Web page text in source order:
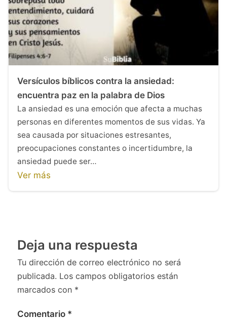
Versículos bíblicos contra la ansiedad:
encuentra paz en la palabra de Dios
La ansiedad es una emoción que afecta a muchas
personas en diferentes momentos de sus vidas. Ya
sea causada por situaciones estresantes,
preocupaciones constantes o incertidumbre, la
ansiedad puede ser…
Ver más
Deja una respuesta
Tu dirección de correo electrónico no será
publicada. Los campos obligatorios están
marcados con *
Comentario *